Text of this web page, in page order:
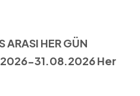
HER GÜN
31.08.2026 Her